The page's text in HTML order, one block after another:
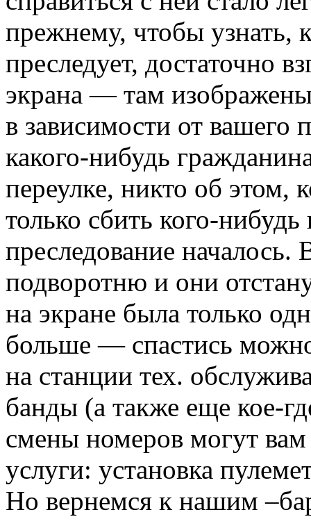
прежнему, чтобы узнать,
преследует, достаточно
экрана — там
в зависимости от вашего
какого-нибудь
переулке, никто об этом,
только сбить кого-
преследование
подворотню и они
на экране была только
больше — спастись
на станции тех.
банды (а также еще кое-
смены номеров могут
услуги: установка
Но вернемся к нашим